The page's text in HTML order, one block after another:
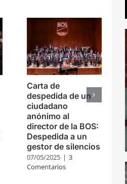
Carta de
despedida de un
ciudadano
anónimo al
director de la BOS:
Despedida a un
gestor de silencios
07/05/2025 | 3
Comentarios